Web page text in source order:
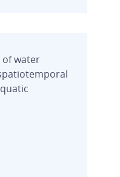
of water